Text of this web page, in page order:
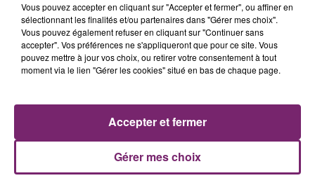
éclipse solaire du 12 Août 2026
158 pompiers de la région sont
partis hier soir pour la Gironde
Vous pouvez accepter en cliquant sur "Accepter et fermer", ou affiner en
sélectionnant les finalités et/ou partenaires dans "Gérer mes choix".
Vous pouvez également refuser en cliquant sur "Continuer sans
accepter". Vos préférences ne s'appliqueront que pour ce site. Vous
pouvez mettre à jour vos choix, ou retirer votre consentement à tout
moment via le lien "Gérer les cookies" situé en bas de chaque page.
Gérer mes choix
Accepter et fermer